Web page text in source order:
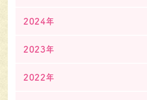
2024年
2023年
2022年